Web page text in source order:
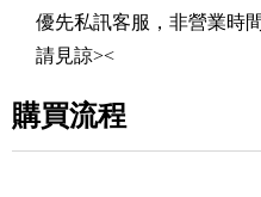
優先私訊客服，非營業時
請見諒><
購買流程